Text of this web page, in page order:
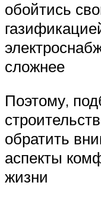
обойтись
сложнее
Поэтому,
обратить
аспекты
жизни